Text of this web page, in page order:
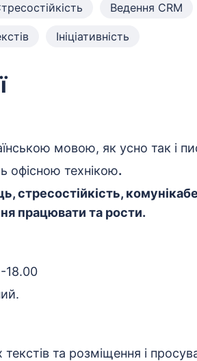
Ведення CRM
Ініціативність
мовою, як усно так і
офісною технікою.
стресостійкість,
працювати та рости.
-18.00
та розміщення і